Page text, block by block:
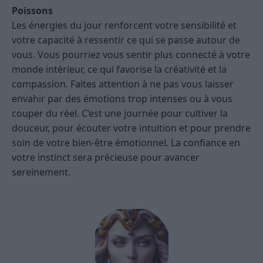
Poissons
Les énergies du jour renforcent votre sensibilité et
votre capacité à ressentir ce qui se passe autour de
vous. Vous pourriez vous sentir plus connecté à votre
monde intérieur, ce qui favorise la créativité et la
compassion. Faites attention à ne pas vous laisser
envahir par des émotions trop intenses ou à vous
couper du réel. C’est une journée pour cultiver la
douceur, pour écouter votre intuition et pour prendre
soin de votre bien-être émotionnel. La confiance en
votre instinct sera précieuse pour avancer
sereinement.